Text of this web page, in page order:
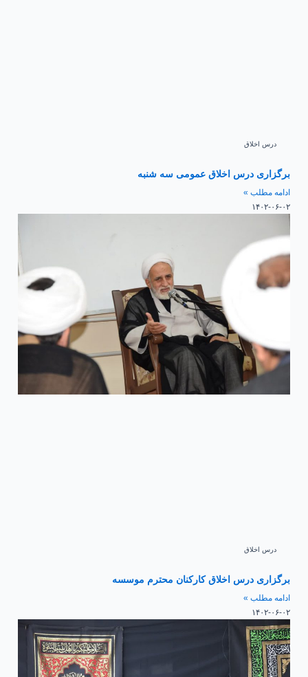
درس اخلاق
برگزاری درس اخلاق عمومی سه شنبه
ادامه مطلب »
۱۴۰۲-۰۶-۰۲
درس اخلاق
برگزاری درس اخلاق کارکنان محترم موسسه
ادامه مطلب »
۱۴۰۲-۰۶-۰۲